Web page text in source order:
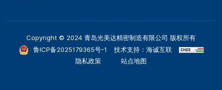
Copyright © 2024 青岛光美达精密制造有限公司 版权所有
鲁ICP备2025179365号-1
技术支持：海诚互联
隐私政策
站点地图